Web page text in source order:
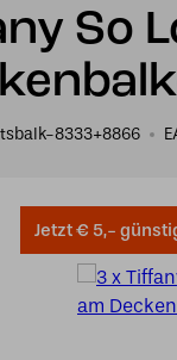
So
8333+8866
Jetzt € 5,-